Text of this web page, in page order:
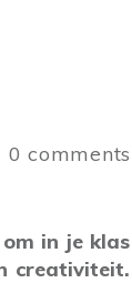
0 comments
in je klas
creativiteit.